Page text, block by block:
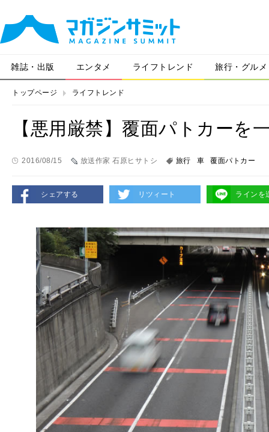
雑誌・出版 エンタメ ライフトレンド 旅行・グルメ
トップページ ライフトレンド
【悪用厳禁】覆面パトカーを
2016/08/15 放送作家 石原ヒサトシ 旅行 車 覆面パトカー
シェアする リツィート ラインを